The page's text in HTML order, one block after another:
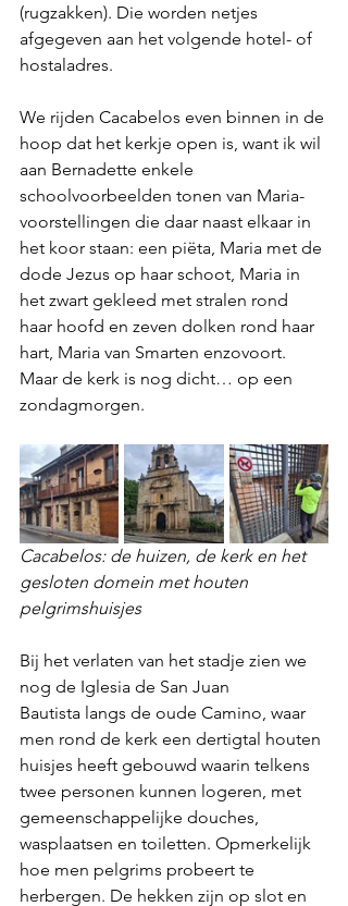
(rugzakken). Die worden netjes
afgegeven aan het volgende hotel- of
hostaladres.
We rijden Cacabelos even binnen in de
hoop dat het kerkje open is, want ik wil
aan Bernadette enkele
schoolvoorbeelden tonen van Maria-
voorstellingen die daar naast elkaar in
het koor staan: een piëta, Maria met de
dode Jezus op haar schoot, Maria in
het zwart gekleed met stralen rond
haar hoofd en zeven dolken rond haar
hart, Maria van Smarten enzovoort.
Maar de kerk is nog dicht… op een
zondagmorgen.
Cacabelos: de huizen, de kerk en het
gesloten domein met houten
pelgrimshuisjes
Bij het verlaten van het stadje zien we
nog de Iglesia de San Juan
Bautista langs de oude Camino, waar
men rond de kerk een dertigtal houten
huisjes heeft gebouwd waarin telkens
twee personen kunnen logeren, met
gemeenschappelijke douches,
wasplaatsen en toiletten. Opmerkelijk
hoe men pelgrims probeert te
herbergen. De hekken zijn op slot en